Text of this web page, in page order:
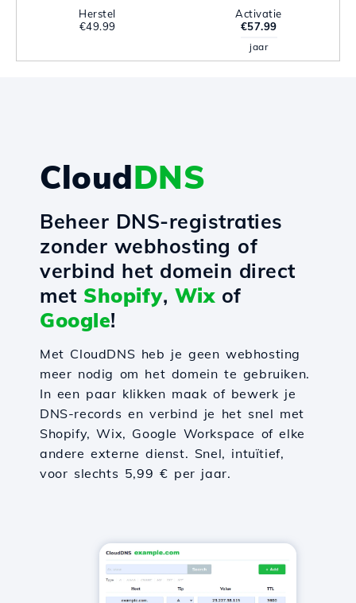
Herstel
€49.99
Activatie
€57.99
jaar
CloudDNS
Beheer DNS-registraties
zonder webhosting of
verbind het domein direct
met Shopify, Wixof
Google!
Met CloudDNS heb je geen webhosting
meer nodig om het domein te gebruiken.
In een paar klikken maak of bewerk je
DNS-records en verbind je het snel met
Shopify, Wix, Google Workspace of elke
andere externe dienst. Snel, intuïtief,
voor slechts 5,99 € per jaar.